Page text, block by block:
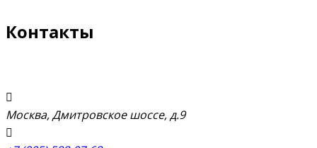
Контакты
Москва, Дмитровское шоссе, д.9